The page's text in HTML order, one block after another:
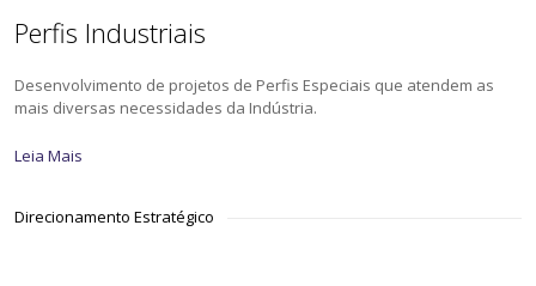
Perfis Industriais
Desenvolvimento de projetos de Perfis Especiais que atendem as
mais diversas necessidades da Indústria.
Leia Mais
Direcionamento Estratégico